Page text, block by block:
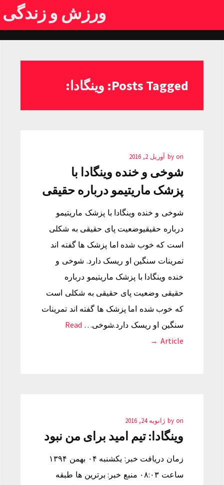
ورزش و زندگی
Posts Tagged: وینگادا:
by on آوریل 2, 2016
شوخی و خنده وینگادا با
پزشک ماریتیمو درباره حقیقی
شوخی و خنده وینگادا با پزشک ماریتیمو
درباره حقیقیوضعیت پای حقیقی به شکلی
است که خوب شده اما پزشک ها گفته اند
تمرینات سنگین او ریسک دارد. شوخی و
خنده وینگادا با پزشک ماریتیمو درباره
حقیقی وضعیت پای حقیقی به شکلی است
که خوب شده اما پزشک ها گفته اند تمرینات
سنگین او ریسک دارد.شوخی… Read
Article →
by on ژانویه 24, 2016
وینگادا: تیم امید برای من نبود
زمان دریافت خبر: یکشنبه ۰۴ بهمن ۱۳۹۴
ساعت ۰۸:۰۳ منبع خبر: برترین ها طبقه